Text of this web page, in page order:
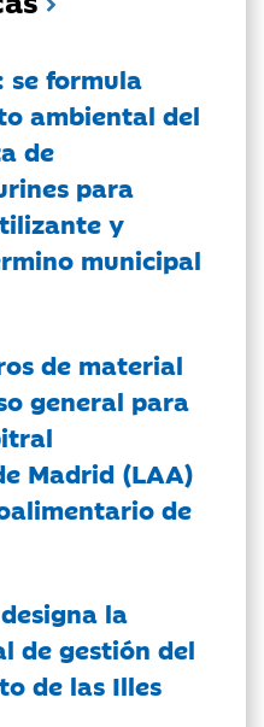
se formula
ambiental del
de
para
y
municipal
de material
general para
Madrid (LAA)
de
la
de gestión del
de las Illes